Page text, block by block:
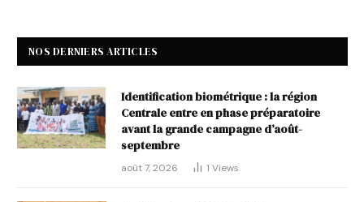
NOS DERNIERS ARTICLES
Identification biométrique : la région
Centrale entre en phase préparatoire
avant la grande campagne d’août-
septembre
août 7, 2026 1 Views